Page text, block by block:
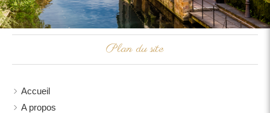
Plan du site
Accueil
A propos